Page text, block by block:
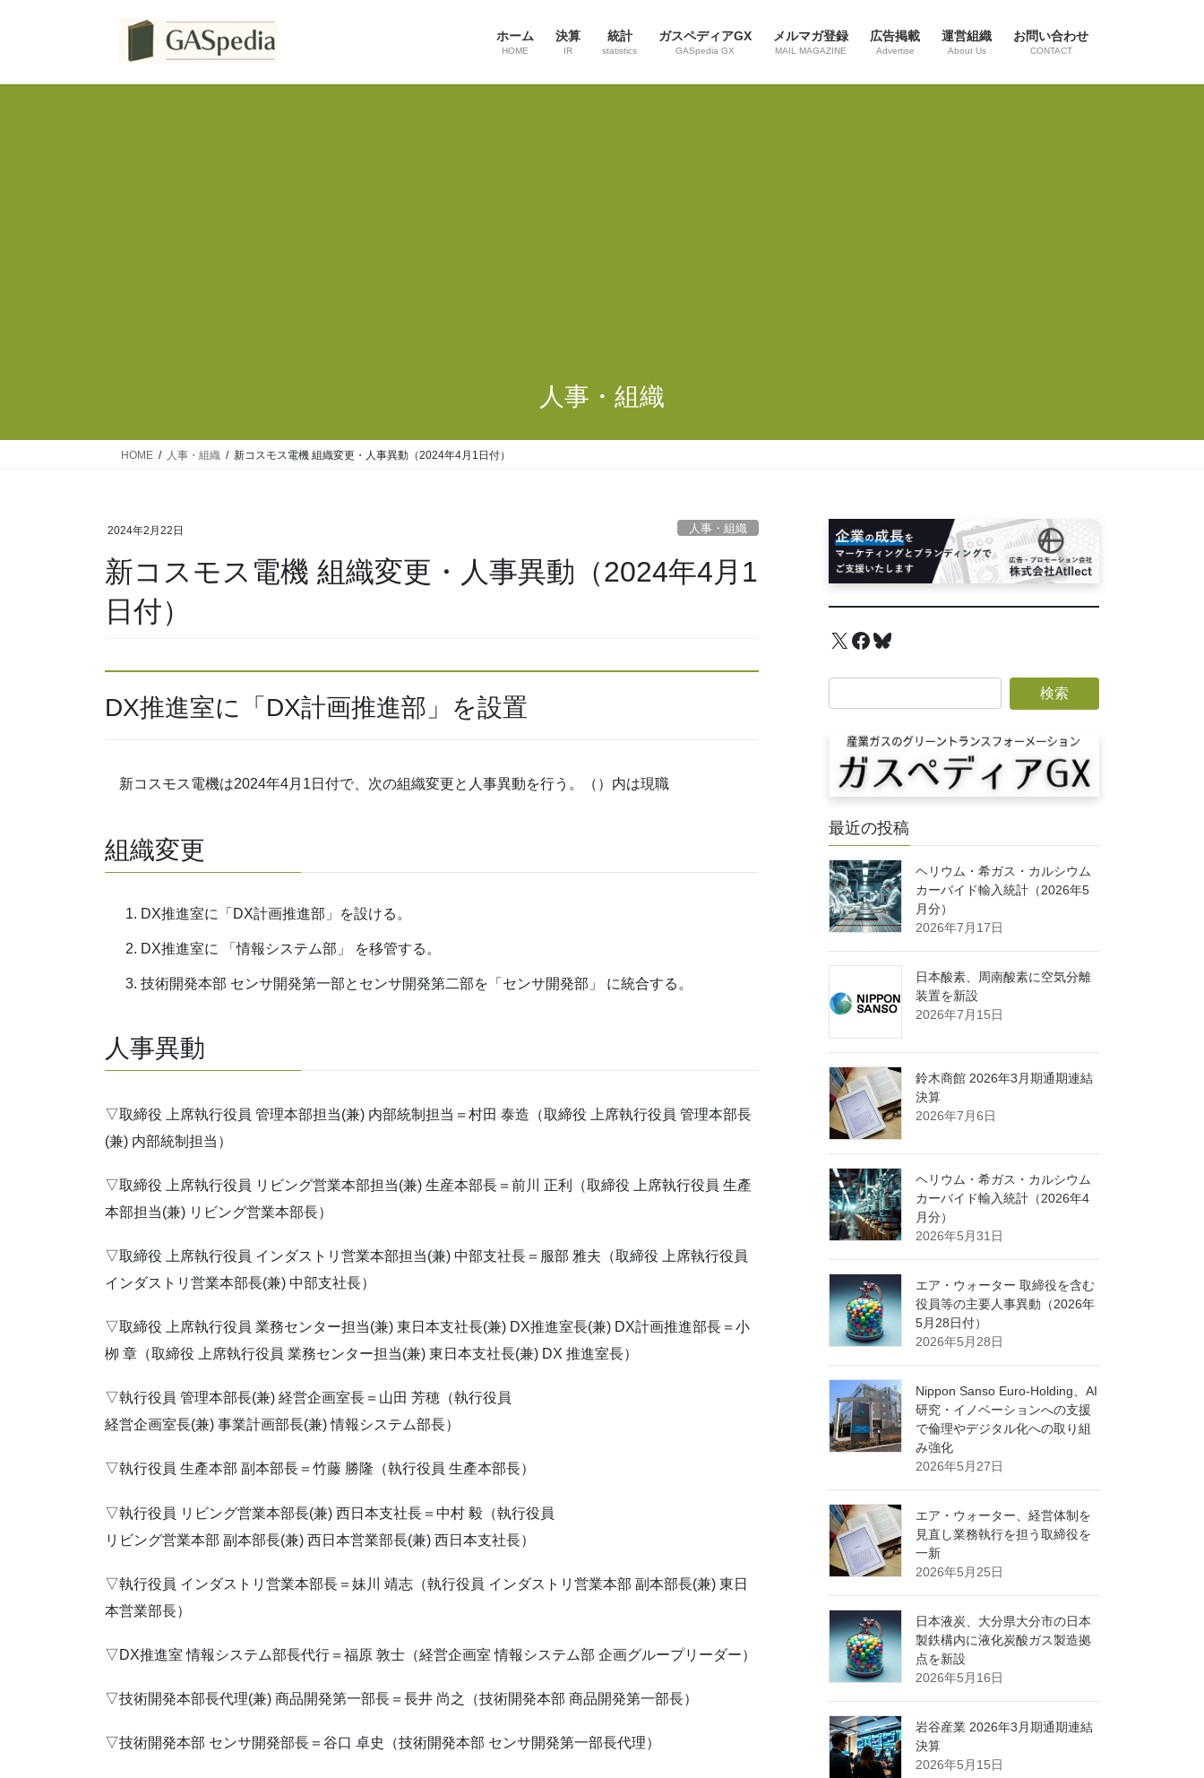
ホーム
HOME
決算
IR
統計
statistics
ガスペディアGX
GASpedia GX
メルマガ登録
MAIL MAGAZINE
広告掲載
Advertise
運営組織
About Us
お問い合わせ
CONTACT
人事・組織
HOME 人事・組織 新コスモス電機 組織変更・人事異動（2024年4月1日付）
2024年2月22日 人事・組織
新コスモス電機 組織変更・人事異動（2024年4月1
日付）
DX推進室に「DX計画推進部」を設置
新コスモス電機は2024年4月1日付で、次の組織変更と人事異動を行う。（）内は現職
組織変更
DX推進室に「DX計画推進部」を設ける。
DX推進室に 「情報システム部」 を移管する。
技術開発本部 センサ開発第一部とセンサ開発第二部を「センサ開発部」 に統合する。
人事異動
▽取締役 上席執行役員 管理本部担当(兼) 内部統制担当＝村田 泰造（取締役 上席執行役員 管理本部長
(兼) 内部統制担当）
▽取締役 上席執行役員 リビング営業本部担当(兼) 生産本部長＝前川 正利（取締役 上席執行役員 生產
本部担当(兼) リビング営業本部長）
▽取締役 上席執行役員 インダストリ営業本部担当(兼) 中部支社長＝服部 雅夫（取締役 上席執行役員
インダストリ営業本部長(兼) 中部支社長）
▽取締役 上席執行役員 業務センター担当(兼) 東日本支社長(兼) DX推進室長(兼) DX計画推進部長＝小
栁 章（取締役 上席執行役員 業務センター担当(兼) 東日本支社長(兼) DX 推進室長）
▽執行役員 管理本部長(兼) 経営企画室長＝山田 芳穂（執行役員
経営企画室長(兼) 事業計画部長(兼) 情報システム部長）
▽執行役員 生產本部 副本部長＝竹藤 勝隆（執行役員 生產本部長）
▽執行役員 リビング営業本部長(兼) 西日本支社長＝中村 毅（執行役員
リビング営業本部 副本部長(兼) 西日本営業部長(兼) 西日本支社長）
▽執行役員 インダストリ営業本部長＝妹川 靖志（執行役員 インダストリ営業本部 副本部長(兼) 東日
本営業部長）
▽DX推進室 情報システム部長代行＝福原 敦士（経営企画室 情報システム部 企画グループリーダー）
▽技術開発本部長代理(兼) 商品開発第一部長＝長井 尚之（技術開発本部 商品開発第一部長）
▽技術開発本部 センサ開発部長＝谷口 卓史（技術開発本部 センサ開発第一部長代理）
X Facebook
Bluesky
最近の投稿
ヘリウム・希ガス・カルシウム
カーバイド輸入統計（2026年5
月分）
2026年7月17日
日本酸素、周南酸素に空気分離
装置を新設
2026年7月15日
鈴木商館 2026年3月期通期連結
決算
2026年7月6日
ヘリウム・希ガス・カルシウム
カーバイド輸入統計（2026年4
月分）
2026年5月31日
エア・ウォーター 取締役を含む
役員等の主要人事異動（2026年
5月28日付）
2026年5月28日
Nippon Sanso Euro-Holding、AI
研究・イノベーションへの支援
で倫理やデジタル化への取り組
み強化
2026年5月27日
エア・ウォーター、経営体制を
見直し業務執行を担う取締役を
一新
2026年5月25日
日本液炭、大分県大分市の日本
製鉄構内に液化炭酸ガス製造拠
点を新設
2026年5月16日
岩谷産業 2026年3月期通期連結
決算
2026年5月15日